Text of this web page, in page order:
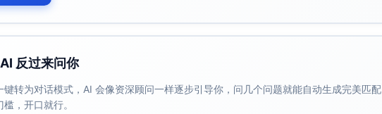
实；把卡片贴在屏幕边或塞进外套口袋。
在暖灯里收拢一天
反过来问你
转为对话模式，AI 会像资深顾问一样逐步引导你，问几个问题就能自动生成完美匹配
，开口就行。